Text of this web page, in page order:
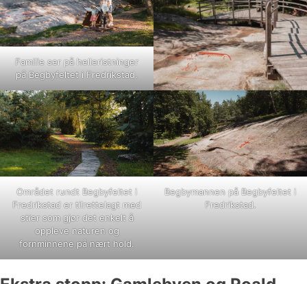
Familie ser på helleristninger
på Begbyfeltet i Fredrikstad.
Området rundt Begbyfeltet i
Fredrikstad er tilrettelagt med
stier som gjør det enkelt å
oppleve naturen og
fornminnene på nært hold.
Begbymannen på Begbyfeltet i
Fredrikstad.